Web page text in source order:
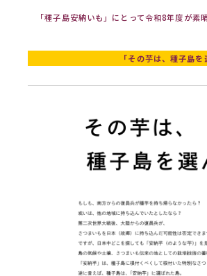
「種子島安納いも」にとって令和8年度が素
「その芋は、種子島